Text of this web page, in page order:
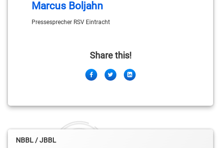
Marcus Boljahn
Pressesprecher RSV Eintracht
Share this!
FacebookTwitterLinkedIn
NBBL / JBBL